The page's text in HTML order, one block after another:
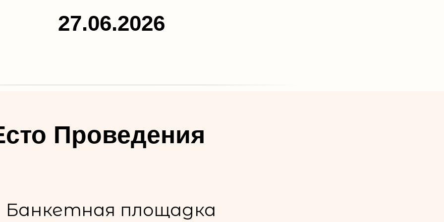
27.06.2026
Проведения
Банкетная площадка